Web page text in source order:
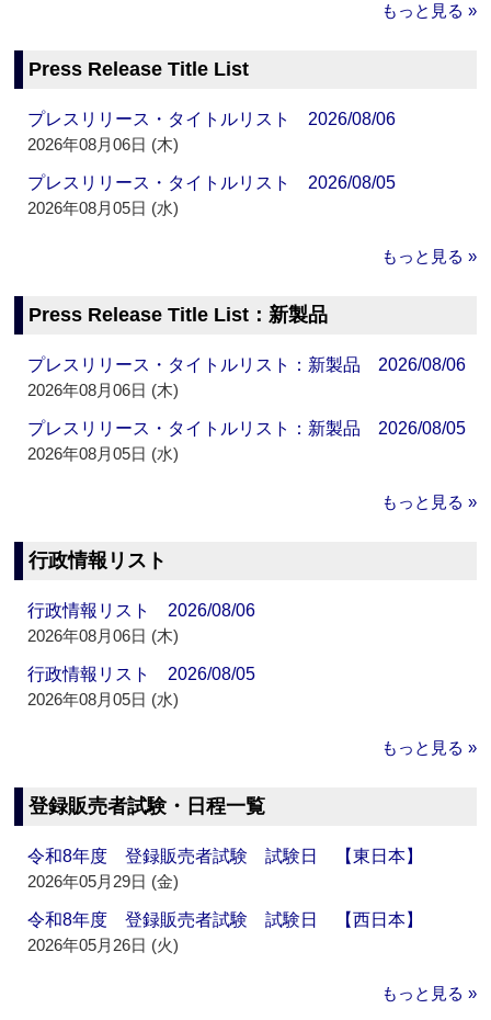
もっと見る »
Press Release Title List
プレスリリース・タイトルリスト 2026/08/06
2026年08月06日 (木)
プレスリリース・タイトルリスト 2026/08/05
2026年08月05日 (水)
もっと見る »
Press Release Title List：新製品
プレスリリース・タイトルリスト：新製品 2026/08/06
2026年08月06日 (木)
プレスリリース・タイトルリスト：新製品 2026/08/05
2026年08月05日 (水)
もっと見る »
行政情報リスト
行政情報リスト 2026/08/06
2026年08月06日 (木)
行政情報リスト 2026/08/05
2026年08月05日 (水)
もっと見る »
登録販売者試験・日程一覧
令和8年度 登録販売者試験 試験日 【東日本】
2026年05月29日 (金)
令和8年度 登録販売者試験 試験日 【西日本】
2026年05月26日 (火)
もっと見る »